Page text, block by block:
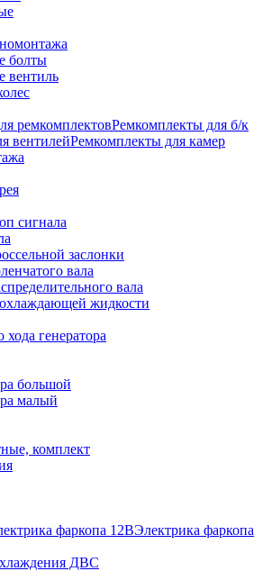
болты
вентиль
ремкомплектовРемкомплекты для б/к
вентилейРемкомплекты для камер
сигнала
заслонки
вала
вала
жидкости
генератора
большой
малый
комплект
фаркопа 12ВЭлектрика фаркопа
ДВС